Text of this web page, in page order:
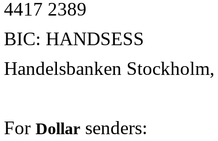
4417 2389
BIC: HANDSESS
Handelsbanken
For Dollar senders: